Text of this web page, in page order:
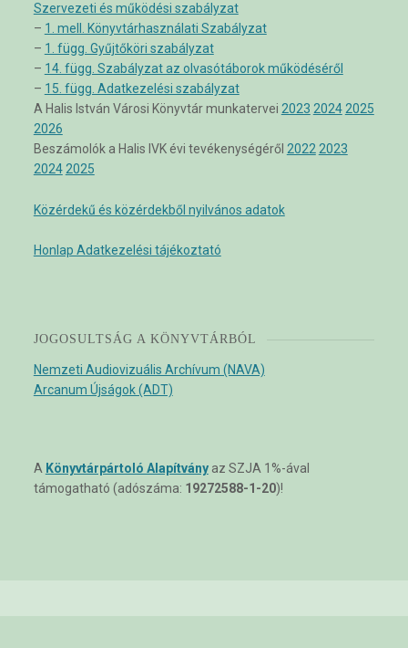
Szervezeti és működési szabályzat
– 1. mell. Könyvtárhasználati Szabályzat
– 1. függ. Gyűjtőköri szabályzat
– 14. függ. Szabályzat az olvasótáborok működéséről
– 15. függ. Adatkezelési szabályzat
A Halis István Városi Könyvtár munkatervei 2023 2024 2025
2026
Beszámolók a Halis IVK évi tevékenységéről 2022 2023
2024 2025
Közérdekű és közérdekből nyilvános adatok
Honlap Adatkezelési tájékoztató
JOGOSULTSÁG A KÖNYVTÁRBÓL
Nemzeti Audiovizuális Archívum (NAVA)
Arcanum Újságok (ADT)
A Könyvtárpártoló Alapítványaz SZJA 1%-ával
támogatható (adószáma: 19272588-1-20)!